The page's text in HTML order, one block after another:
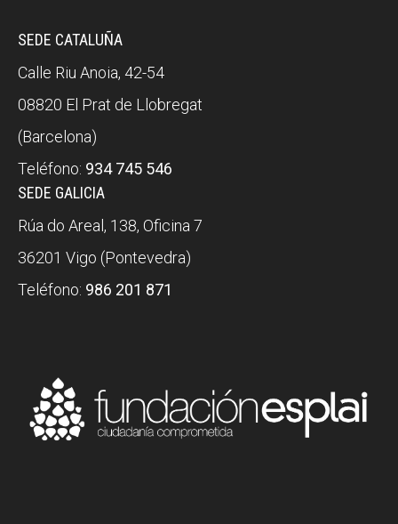
SEDE CATALUÑA
Calle Riu Anoia, 42-54
08820 El Prat de Llobregat
(Barcelona)
Teléfono: 934 745 546
SEDE GALICIA
Rúa do Areal, 138, Oficina 7
36201 Vigo (Pontevedra)
Teléfono: 986 201 871